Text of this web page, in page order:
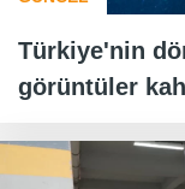
Türkiye'nin
görüntüler